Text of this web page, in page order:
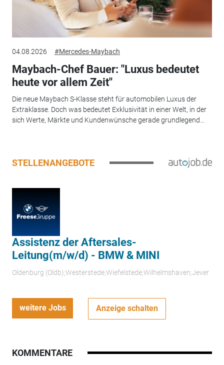
04.08.2026 #Mercedes-Maybach
Maybach-Chef Bauer: "Luxus bedeutet
heute vor allem Zeit"
Die neue Maybach S-Klasse steht für automobilen Luxus der
Extraklasse. Doch was bedeutet Exklusivität in einer Welt, in der
sich Werte, Märkte und Kundenwünsche gerade grundlegend...
STELLENANGEBOTE
Assistenz der Aftersales-
Leitung(m/w/d) - BMW & MINI
Oldenburg (Oldb);Westerstede;Wiefelstede;Wilhelmshaven;Jever
weitere Jobs Anzeige schalten
KOMMENTARE